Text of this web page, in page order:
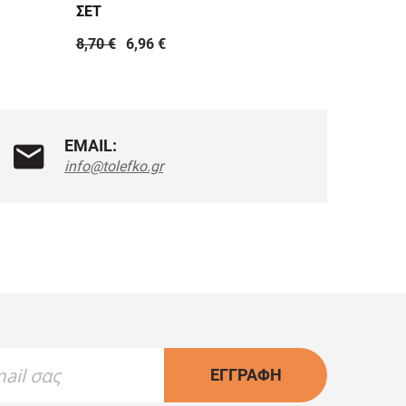
ΣΕΤ
8,70 €
6,96 €
EMAIL:
info@tolefko.gr
ΕΓΓΡΑΦΉ